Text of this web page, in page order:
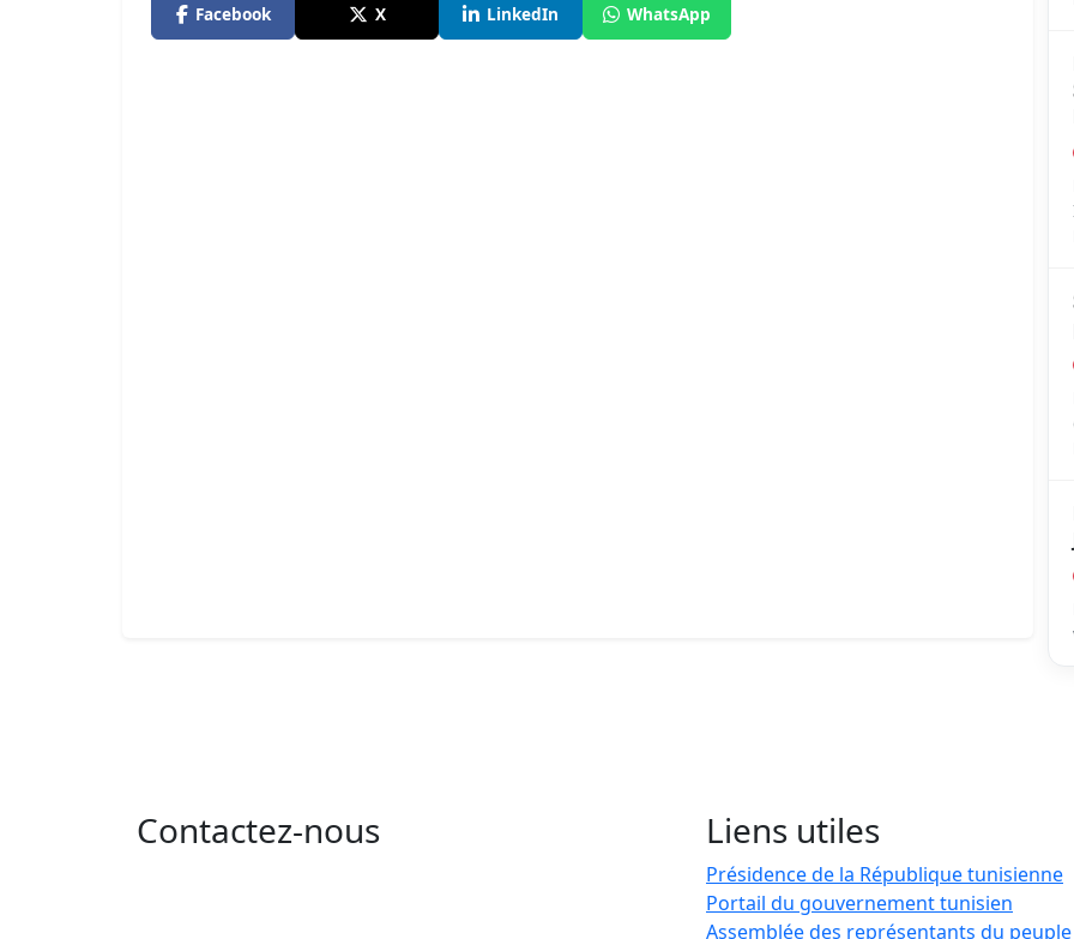
Facebook X LinkedIn WhatsApp
Contactez-nous Liens utiles
Présidence de la République tunisienne
Portail du gouvernement tunisien
Assemblée des représentants du peuple